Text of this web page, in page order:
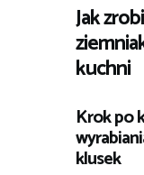
Jak
kuchni
Krok po
klusek